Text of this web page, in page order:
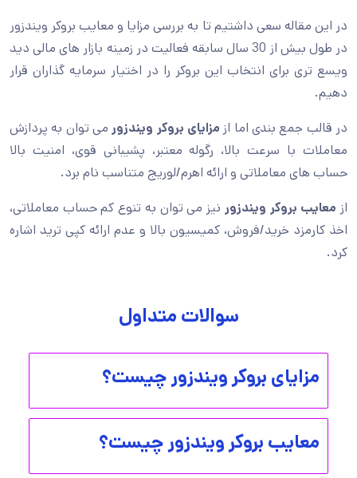
در این مقاله سعی داشتیم تا به بررسی مزایا و معایب بروکر ویندزور
در طول بیش از 30 سال سابقه فعالیت در زمینه بازار های مالی دید
ویسع تری برای انتخاب این بروکر را در اختیار سرمایه گذاران قرار
دهیم.
در قالب جمع بندی اما از مزایای بروکر ویندزور می توان به پردازش
معاملات با سرعت بالا، رگوله معتبر، پشیبانی قوی، امنیت بالا
حساب های معاملاتی و ارائه اهرم/لوریج متناسب نام برد.
از معایب بروکر ویندزور نیز می توان به تنوع کم حساب معاملاتی،
اخذ کارمزد خرید/فروش، کمیسیون بالا و عدم ارائه کپی ترید اشاره
کرد.
سوالات متداول
مزایای بروکر ویندزور چیست؟
معایب بروکر ویندزور چیست؟